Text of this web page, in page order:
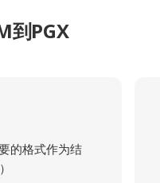
到PGX
的格式作为结